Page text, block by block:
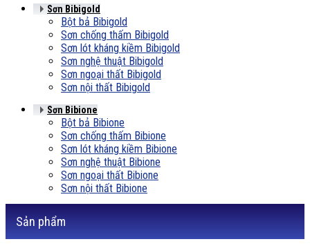
Sơn Bibigold
Bột bả Bibigold
Sơn chống thấm Bibigold
Sơn lót kháng kiềm Bibigold
Sơn nghệ thuật Bibigold
Sơn ngoại thất Bibigold
Sơn nội thất Bibigold
Sơn Bibione
Bột bả Bibione
Sơn chống thấm Bibione
Sơn lót kháng kiềm Bibione
Sơn nghệ thuật Bibione
Sơn ngoại thất Bibione
Sơn nội thất Bibione
Sản phẩm